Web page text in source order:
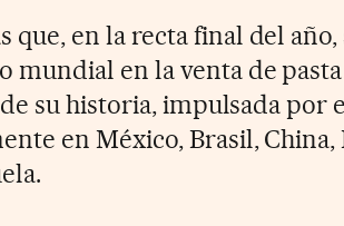
que, en la recta final del año,
mundial en la venta de
su historia, impulsada por
en México, Brasil, China,